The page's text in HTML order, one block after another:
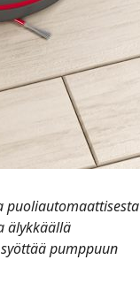
puoliautomaattisesta
älykkäällä
pumppuun